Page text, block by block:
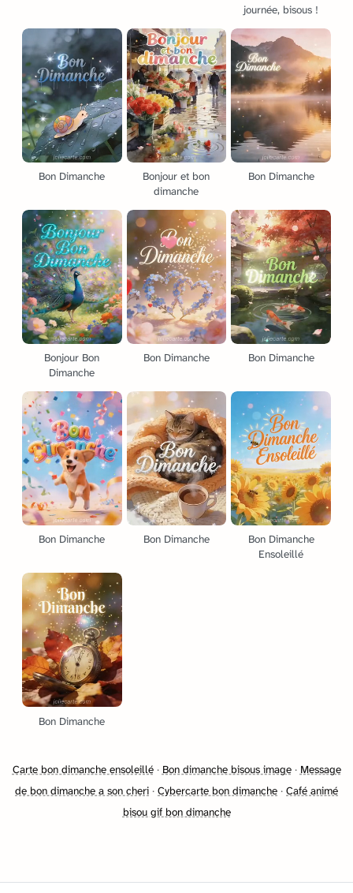
journée, bisous !
Bon Dimanche
Bonjour et bon
dimanche
Bon Dimanche
Bonjour Bon
Dimanche
Bon Dimanche Bon Dimanche
Bon Dimanche Bon Dimanche
Bon Dimanche
Ensoleillé
Bon Dimanche
Carte bon dimanche ensoleillé· Bon dimanche bisous image· Message
de bon dimanche a son cheri · Cybercarte bon dimanche · Café animé
bisou gif bon dimanche